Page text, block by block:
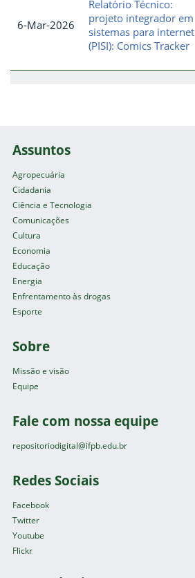
6-Mar-2026
Relatório Técnico:
projeto integrador em
sistemas para internet
(PISI): Comics Tracker
Assuntos
Agropecuária
Cidadania
Ciência e Tecnologia
Comunicações
Cultura
Economia
Educação
Energia
Enfrentamento às drogas
Esporte
Sobre
Missão e visão
Equipe
Fale com nossa equipe
repositoriodigital@ifpb.edu.br
Redes Sociais
Facebook
Twitter
Youtube
Flickr